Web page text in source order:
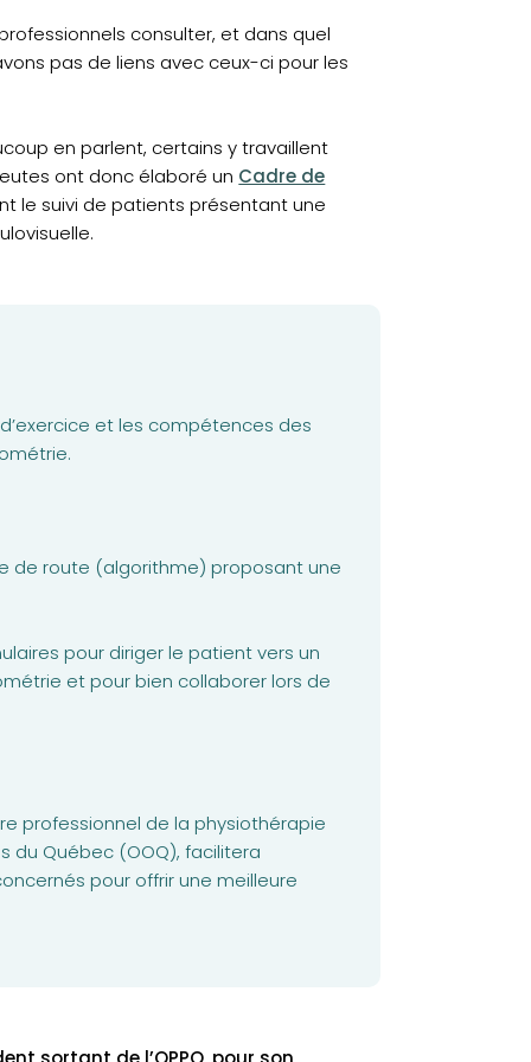
consulter, et dans quel
pas de liens avec ceux-ci pour les
en parlent, certains y travaillent
ont donc élaboré un (opens in a new tab)
Cadre de
le suivi de patients présentant une
et les compétences des
de route (algorithme) proposant une
pour diriger le patient vers un
et pour bien collaborer lors de
professionnel de la physiothérapie
du Québec (OOQ), facilitera
pour offrir une meilleure